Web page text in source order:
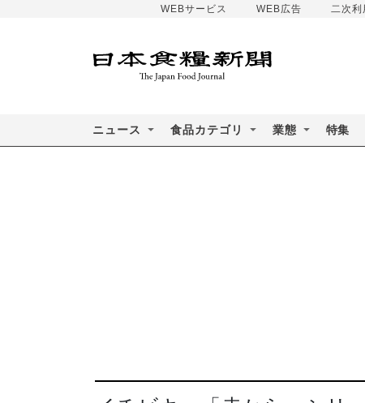
WEBサービス WEB広告 二次利
ニュース 食品カテゴリ 業態 特集